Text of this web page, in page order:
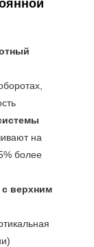
на
более
с верхним